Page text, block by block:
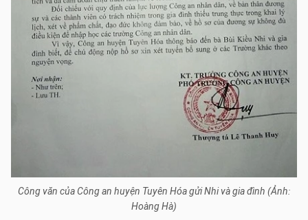
Công văn của Công an huyện Tuyên Hóa gửi Nhi và gia đình (Ảnh:
Hoàng Hà)